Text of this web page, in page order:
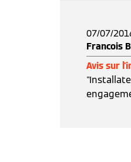
07/07/
Francois
Avis sur